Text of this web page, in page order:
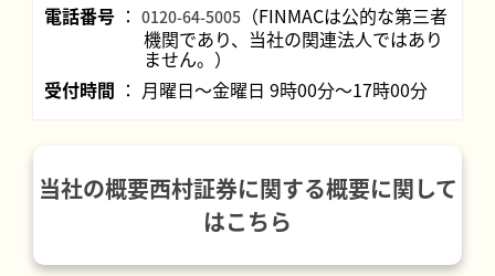
電話番号
0120-64-5005 （FINMACは公的な第三者
機関であり、当社の関連法人ではあり
ません。）
受付時間
月曜日～金曜日 9時00分～17時00分
当社の概要西村証券に関する概要に関して
はこちら